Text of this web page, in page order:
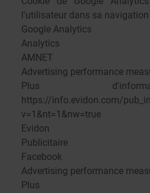
l'utilisateur dans sa navigation
Google Analytics
Analytics
AMNET
Advertising performance
Plus
https://info.evidon.com/
v=1&nt=1&nw=true
Evidon
Publicitaire
Facebook
Advertising performance
Plus